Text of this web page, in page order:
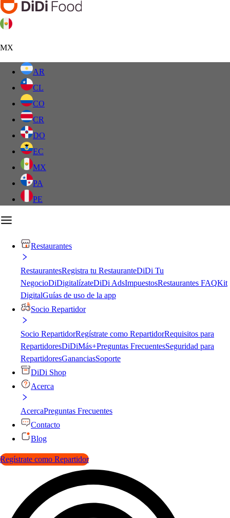
MX
AR
CL
CO
CR
DO
EC
MX
PA
PE
Restaurantes
RestaurantesRegistra tu RestauranteDiDi Tu
NegocioDiDigitalízateDiDi AdsImpuestosRestaurantes FAQKit
DigitalGuías de uso de la app
Socio Repartidor
Socio RepartidorRegístrate como RepartidorRequisitos para
RepartidoresDiDiMás+Preguntas FrecuentesSeguridad para
RepartidoresGananciasSoporte
DiDi Shop
Acerca
AcercaPreguntas Frecuentes
Contacto
Blog
Regístrate como Repartidor